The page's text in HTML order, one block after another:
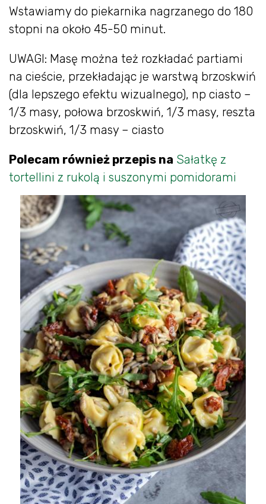
Wstawiamy do piekarnika nagrzanego do 180
stopni na około 45-50 minut.
UWAGI: Masę można też rozkładać partiami
na cieście, przekładając je warstwą brzoskwiń
(dla lepszego efektu wizualnego), np ciasto –
1/3 masy, połowa brzoskwiń, 1/3 masy, reszta
brzoskwiń, 1/3 masy – ciasto
Polecam również przepis na Sałatkę z
tortellini z rukolą i suszonymi pomidorami